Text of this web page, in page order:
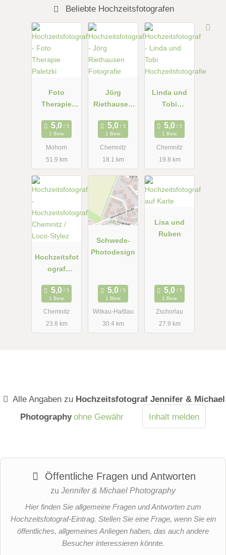
Beliebte Hochzeitsfotografen
Foto
Therapie
1 Bew.
Mohorn
51.9 km
Jörg
Riethausen
1 Bew.
Chemnitz
18.1 km
Linda und
Tobi
ografie
1 Bew.
Chemnitz
19.8 km
Hochzeitsfot
ograf
Loco-Stylez
1 Bew.
Chemnitz
23.8 km
Schwede-
Photodesign
1 Bew.
Wilkau-Haßlau
30.4 km
Lisa und
Ruben
1 Bew.
Zschorlau
27.9 km
Alle Angaben zu Hochzeitsfotograf Jennifer & Michael
Photography ohne Gewähr Inhalt melden
Öffentliche Fragen und Antworten
zu Jennifer & Michael Photography
Hier finden Sie allgemeine Fragen und Antworten zum
Hochzeitsfotograf-Eintrag. Stellen Sie eine Frage, wenn Sie ein
öffentliches, allgemeines Anliegen haben, das auch andere
Besucher interessieren könnte.